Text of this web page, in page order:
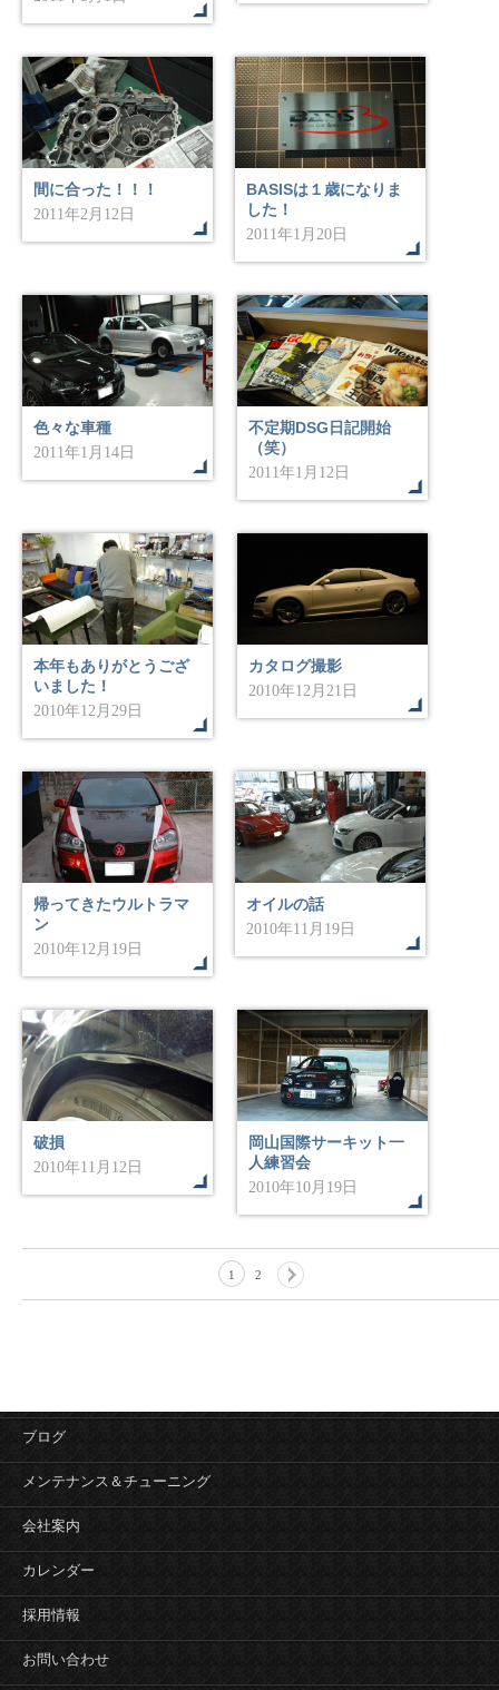
間に合った！！！
2011年2月12日
BASISは１歳になりま
した！
2011年1月20日
色々な車種
2011年1月14日
不定期DSG日記開始
（笑）
2011年1月12日
本年もありがとうござ
いました！
2010年12月29日
カタログ撮影
2010年12月21日
帰ってきたウルトラマ
ン
2010年12月19日
オイルの話
2010年11月19日
破損
2010年11月12日
岡山国際サーキット一
人練習会
2010年10月19日
1 2
ブログ
メンテナンス＆チューニング
会社案内
カレンダー
採用情報
お問い合わせ